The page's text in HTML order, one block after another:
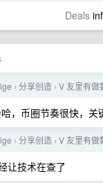
Deals
› 分享创造 › V 友里有做
，币圈节奏很快，
› 分享创造 › V 友里有做
让技术在查了